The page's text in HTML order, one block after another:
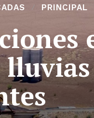
PRINCIPAL